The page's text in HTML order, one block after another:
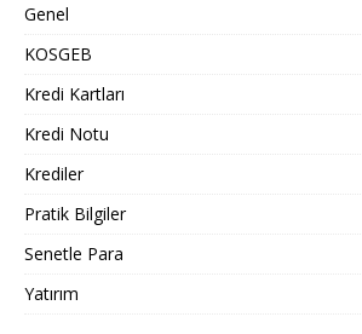
Genel
KOSGEB
Kredi Kartları
Kredi Notu
Krediler
Pratik Bilgiler
Senetle Para
Yatırım